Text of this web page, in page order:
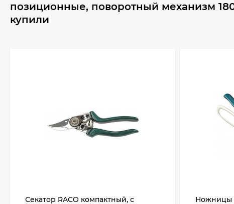
позиционные, поворотный механизм
купили
Секатор RACO компактный, с
Ножницы